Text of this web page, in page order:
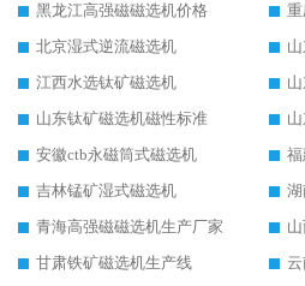
黑龙江高强磁磁选机价格
北京湿式逆流磁选机
江西水选钛矿磁选机
山东钛矿磁选机磁性标准
安徽ctb永磁筒式磁选机
吉林锰矿湿式磁选机
青海高强磁磁选机生产厂家
甘肃铁矿磁选机生产线